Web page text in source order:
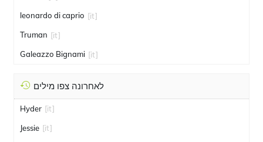
leonardo di caprio [it]
Truman [it]
Galeazzo Bignami [it]
לאחרונה צפו מילים
Hyder [it]
Jessie [it]